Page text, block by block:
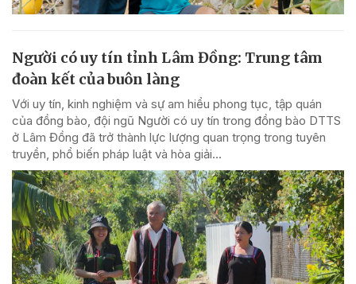
Người có uy tín tỉnh Lâm Đồng: Trung tâm
đoàn kết của buôn làng
Với uy tín, kinh nghiệm và sự am hiểu phong tục, tập quán
của đồng bào, đội ngũ Người có uy tín trong đồng bào DTTS
ở Lâm Đồng đã trở thành lực lượng quan trọng trong tuyên
truyền, phổ biến pháp luật và hòa giải...